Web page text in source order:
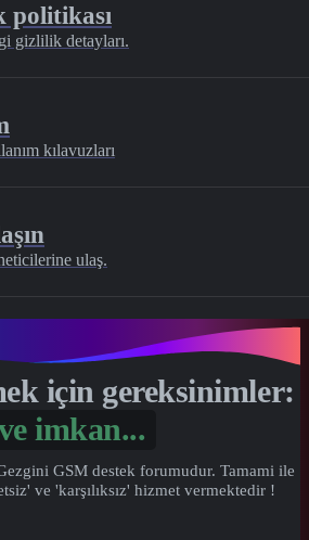
politikası
gizlilik detayları.
kılavuzları
ulaş.
için gereksinimler:
imkan...
GSM destek forumudur. Tamami ile
ve 'karşılıksız' hizmet vermektedir !